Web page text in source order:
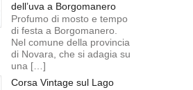
dell’uva a Borgomanero
Profumo di mosto e tempo
di festa a Borgomanero.
Nel comune della provincia
di Novara, che si adagia su
una […]
Corsa Vintage sul Lago